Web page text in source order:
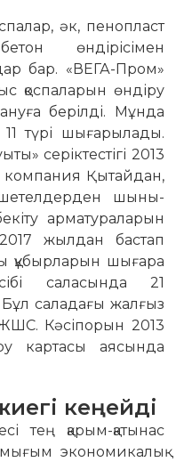
әк, пенопласт
өндірісімен
бар. «ВЕГА-Пром»
қоспаларын өндіру
берілді. Мұнда
11 түрі шығарылады.
серіктестігі 2013
компания Қытайдан,
шыны-
арматураларын
жылдан бастап
құбырларын шығара
саласында 21
саладағы жалғыз
Кәсіпорын 2013
картасы аясында
кеңейді
тең қарым-қатынас
экономикалық